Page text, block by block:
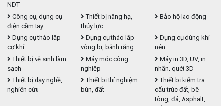
NDT
Công cụ, dụng cụ
điện cầm tay
Thiết bị nâng hạ,
thủy lực
Bảo hộ lao động
Dụng cụ tháo lắp
cơ khí
Dụng cụ tháo lắp
vòng bi, bánh răng
Dụng cụ dùng khí
nén
Thiết bị vệ sinh làm
sạch
Máy móc công
nghiệp
Máy in 3D, UV, in
nhãn, quét 3D
Thiết bị dạy nghề,
nghiên cứu
Thiết bị thí nghiệm
bùn, đất
Thiết bị kiểm tra
cấu trúc đất, bê
tông, đá, Asphalt,